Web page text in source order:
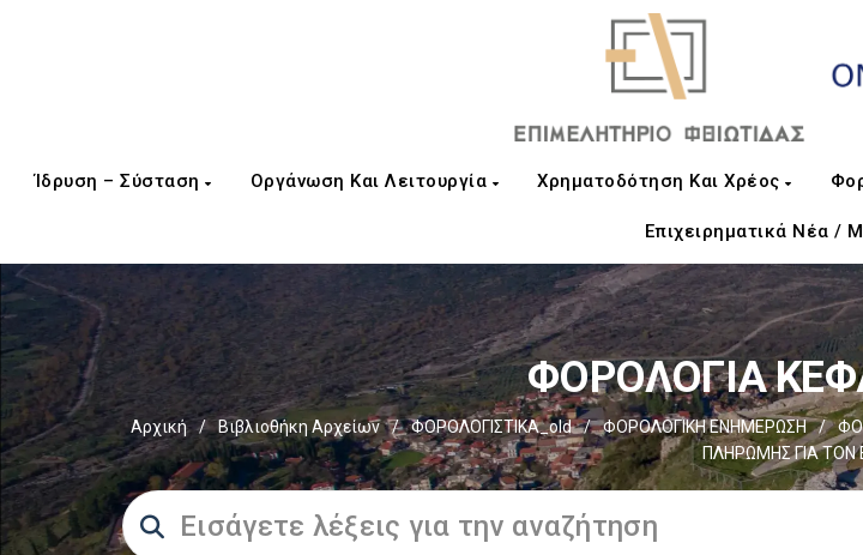
Ίδρυση – Σύσταση Οργάνωση Και Λειτουργία Χρηματοδότηση Και Χρέος
Επιχειρηματικά Νέα /
ΦΟΡΟΛΟΓΙΑ
Αρχική / Βιβλιοθήκη Αρχείων / ΦΟΡΟΛΟΓΙΣΤΙΚΑ_old / ΦΟΡΟΛΟΓΙΚΗ ΕΝΗΜΕΡΩΣΗ /
ΠΛΗΡΩΜΗΣ ΓΙΑ ΤΟΝ